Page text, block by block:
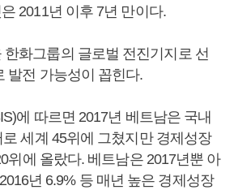
2011년 이후 7년 만이다.
한화그룹의 글로벌 전진기지로 선
발전 가능성이 꼽힌다.
에 따르면 2017년 베트남은 국내
세계 45위에 그쳤지만 경제성장
위에 올랐다. 베트남은 2017년뿐 아
년 6.9% 등 매년 높은 경제성장